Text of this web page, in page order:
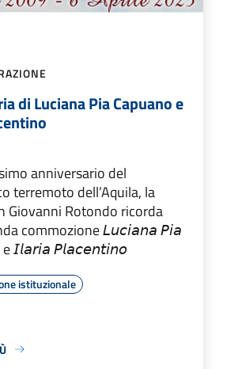
di Luciana Pia Capuano e
anniversario del
terremoto dell’Aquila, la
Giovanni Rotondo ricorda
commozione 𝘓𝘶𝘤𝘪𝘢𝘯𝘢 𝘗𝘪𝘢
𝘗𝘭𝘢𝘤𝘦𝘯𝘵𝘪𝘯𝘰
istituzionale